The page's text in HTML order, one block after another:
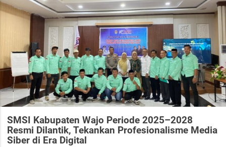
SMSI Kabupaten Wajo Periode 2025–2028
Resmi Dilantik, Tekankan Profesionalisme Media
Siber di Era Digital